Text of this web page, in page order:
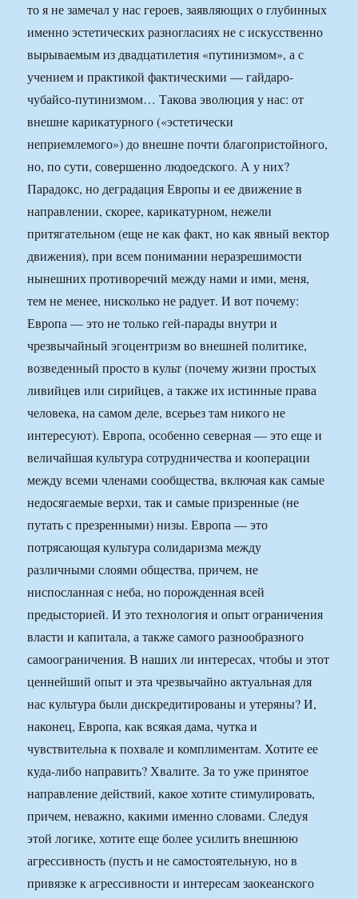
то я не замечал у нас героев, заявляющих о глубинных
именно эстетических разногласиях не с искусственно
вырываемым из двадцатилетия «путинизмом», а с
учением и практикой фактическими — гайдаро-
чубайсо-путинизмом… Такова эволюция у нас: от
внешне карикатурного («эстетически
неприемлемого») до внешне почти благопристойного,
но, по сути, совершенно людоедского. А у них?
Парадокс, но деградация Европы и ее движение в
направлении, скорее, карикатурном, нежели
притягательном (еще не как факт, но как явный вектор
движения), при всем понимании неразрешимости
нынешних противоречий между нами и ими, меня,
тем не менее, нисколько не радует. И вот почему:
Европа — это не только гей-парады внутри и
чрезвычайный эгоцентризм во внешней политике,
возведенный просто в культ (почему жизни простых
ливийцев или сирийцев, а также их истинные права
человека, на самом деле, всерьез там никого не
интересуют). Европа, особенно северная — это еще и
величайшая культура сотрудничества и кооперации
между всеми членами сообщества, включая как самые
недосягаемые верхи, так и самые призренные (не
путать с презренными) низы. Европа — это
потрясающая культура солидаризма между
различными слоями общества, причем, не
ниспосланная с неба, но порожденная всей
предысторией. И это технология и опыт ограничения
власти и капитала, а также самого разнообразного
самоограничения. В наших ли интересах, чтобы и этот
ценнейший опыт и эта чрезвычайно актуальная для
нас культура были дискредитированы и утеряны? И,
наконец, Европа, как всякая дама, чутка и
чувствительна к похвале и комплиментам. Хотите ее
куда-либо направить? Хвалите. За то уже принятое
направление действий, какое хотите стимулировать,
причем, неважно, какими именно словами. Следуя
этой логике, хотите еще более усилить внешнюю
агрессивность (пусть и не самостоятельную, но в
привязке к агрессивности и интересам заокеанского